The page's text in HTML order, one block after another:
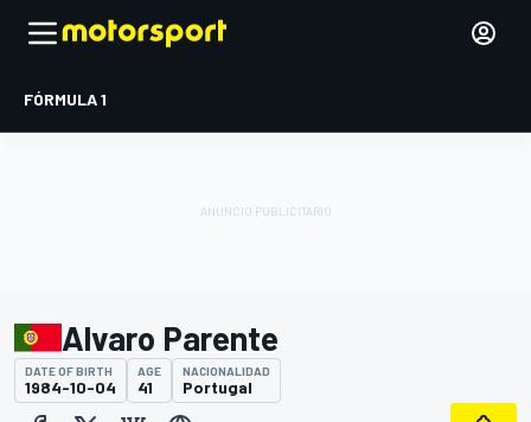
FÓRMULA 1
Alvaro Parente
DATE OF BIRTH
1984-10-04
AGE
41
NACIONALIDAD
Portugal